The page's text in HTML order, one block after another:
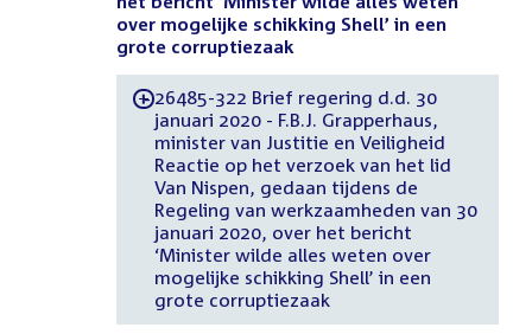
over mogelijke schikking Shell’ in een
grote corruptiezaak
-26485-322 Brief regering d.d. 30
januari 2020 - F.B.J. Grapperhaus,
minister van Justitie en Veiligheid
Reactie op het verzoek van het lid
Van Nispen, gedaan tijdens de
Regeling van werkzaamheden van 30
januari 2020, over het bericht
‘Minister wilde alles weten over
mogelijke schikking Shell’ in een
grote corruptiezaak